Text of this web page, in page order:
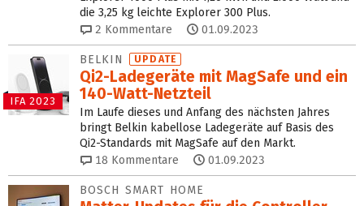
die 3,25 kg leichte Explorer 300 Plus.
2 Kommentare 01.09.2023
IFA 2023
BELKIN UPDATE
Qi2-Ladegeräte mit MagSafe und ein
140-Watt-Netzteil
Im Laufe dieses und Anfang des nächsten Jahres
bringt Belkin kabellose Ladegeräte auf Basis des
Qi2-Standards mit MagSafe auf den Markt.
18 Kommentare 01.09.2023
BOSCH SMART HOME